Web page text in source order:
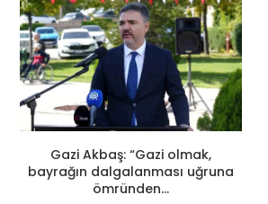
Gazi Akbaş: “Gazi olmak,
bayrağın dalgalanması uğruna
ömründen...